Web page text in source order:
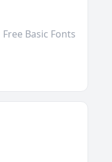
Free Basic Fonts